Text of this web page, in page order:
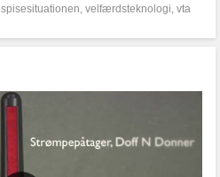
spisesituationen, velfærdsteknologi, vta